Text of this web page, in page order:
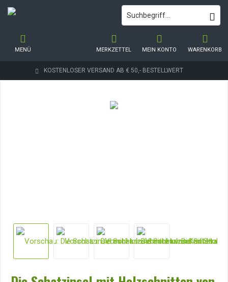
KOSTENLOSER VERSAND AB € 50,- BESTELLWERT
WARENKORB
MERKZETTEL MEIN KONTO
MENÜ